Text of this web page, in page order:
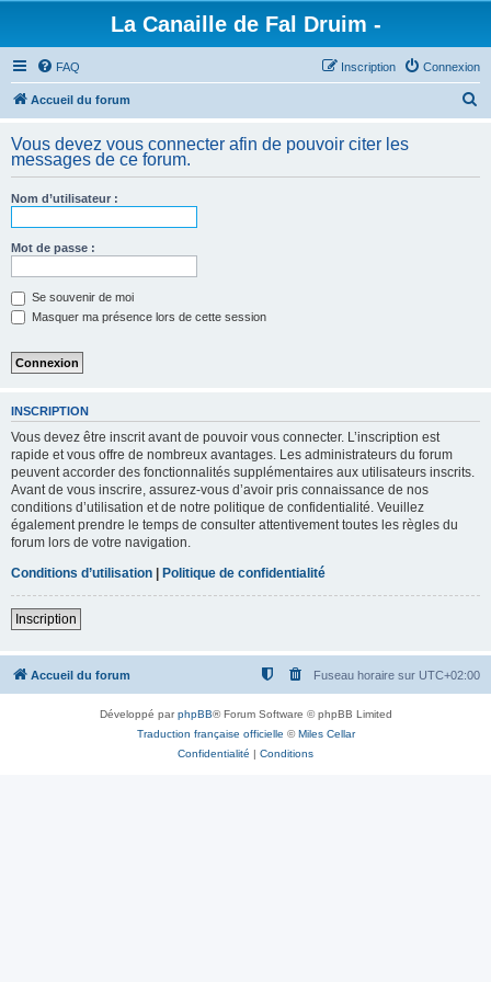
La Canaille de Fal Druim -
FAQ Connexion
Inscription
Accueil du forum
h
Vous devez vous connecter afin de pouvoir citer les
messages de ce forum.
Nom d’utilisateur :
Mot de passe :
Se souvenir de moi
Masquer ma présence lors de cette session
INSCRIPTION
Vous devez être inscrit avant de pouvoir vous connecter. L’inscription est
rapide et vous offre de nombreux avantages. Les administrateurs du forum
peuvent accorder des fonctionnalités supplémentaires aux utilisateurs inscrits.
Avant de vous inscrire, assurez-vous d’avoir pris connaissance de nos
conditions d’utilisation et de notre politique de confidentialité. Veuillez
également prendre le temps de consulter attentivement toutes les règles du
forum lors de votre navigation.
Conditions d’utilisation | Politique de confidentialité
Inscription
Accueil du forum Fuseau horaire sur UTC+02:00
Développé parphpBB® Forum Software © phpBB Limited
Traduction française officielle ©Miles Cellar
Confidentialité | Conditions